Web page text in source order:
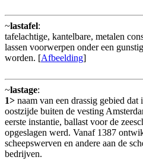
~lastafel:
tafelachtige, kantelbare, metalen
lassen voorwerpen onder een
worden. [Afbeelding]
~lastage:
1> naam van een drassig gebied
oostzijde buiten de vesting
eerste instantie, ballast voor de
opgeslagen werd. Vanaf 1387
scheepswerven en andere aan de
bedrijven.